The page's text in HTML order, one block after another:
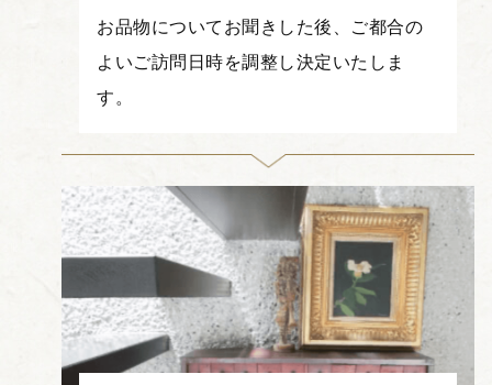
お品物についてお聞きした後、ご都合の
よいご訪問日時を調整し決定いたしま
す。